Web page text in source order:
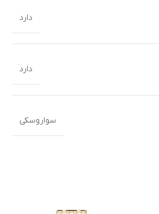
دارد
دارد
سواروسکی